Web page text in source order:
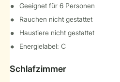
Geeignet für 6 Personen
Rauchen nicht gestattet
Haustiere nicht gestattet
Energielabel: C
Schlafzimmer